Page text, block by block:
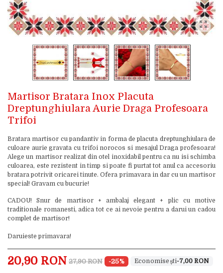
Martisor Bratara Inox Placuta
Dreptunghiulara Aurie Draga Profesoara
Trifoi
Bratara martisor cu pandantiv in forma de placuta dreptunghiulara de
culoare aurie gravata cu trifoi norocos si mesajul Draga profesoara!
Alege un martisor realizat din otel inoxidabil pentru ca nu isi schimba
culoarea, este rezistent in timp si poate fi purtat tot anul ca accesoriu
bratara potrivit oricarei tinute. Ofera primavara in dar cu un martisor
special! Gravam cu bucurie!
CADOU! Snur de martisor + ambalaj elegant + plic cu motive
traditionale romanesti, adica tot ce ai nevoie pentru a darui un cadou
complet de martisor!
Daruieste primavara!
20,90 RON 27,90 RON -25% -7,00 RON